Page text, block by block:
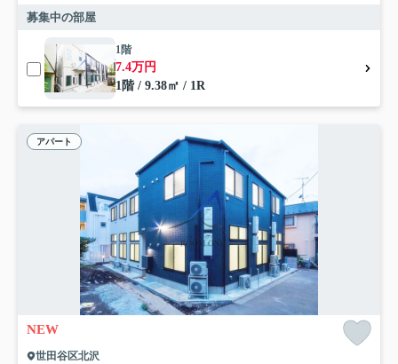
募集中の部屋
1階
7.4万円
1階 / 9.38㎡ / 1R
アパート
NEW
世田谷区北沢